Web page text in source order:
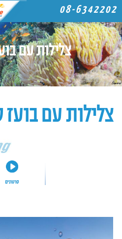
צלילות עם
08-6342202
צלילות עם בועז
סרטונים